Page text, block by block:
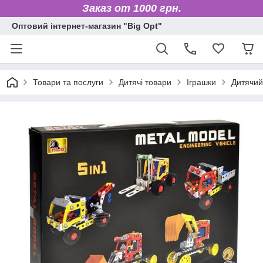
Заказ от 1000 грн.
Оптовий інтернет-магазин "Big Opt"
Товари та послуги Дитячі товари Іграшки